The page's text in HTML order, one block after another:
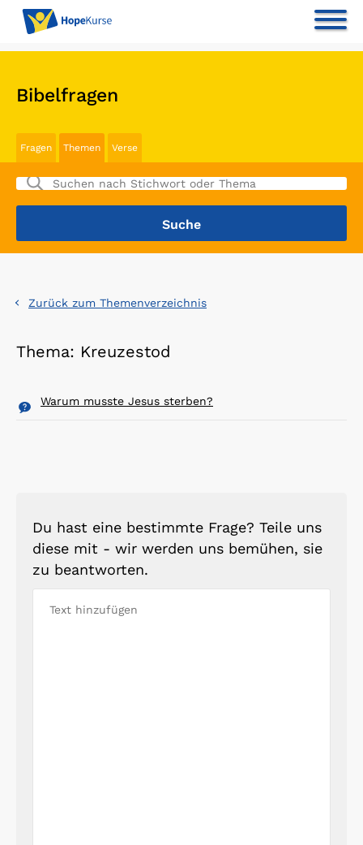
Bibelfragen
Fragen Themen Verse
Zurück zum Themenverzeichnis
Thema: Kreuzestod
Warum musste Jesus sterben?
Du hast eine bestimmte Frage? Teile uns
diese mit - wir werden uns bemühen, sie
zu beantworten.